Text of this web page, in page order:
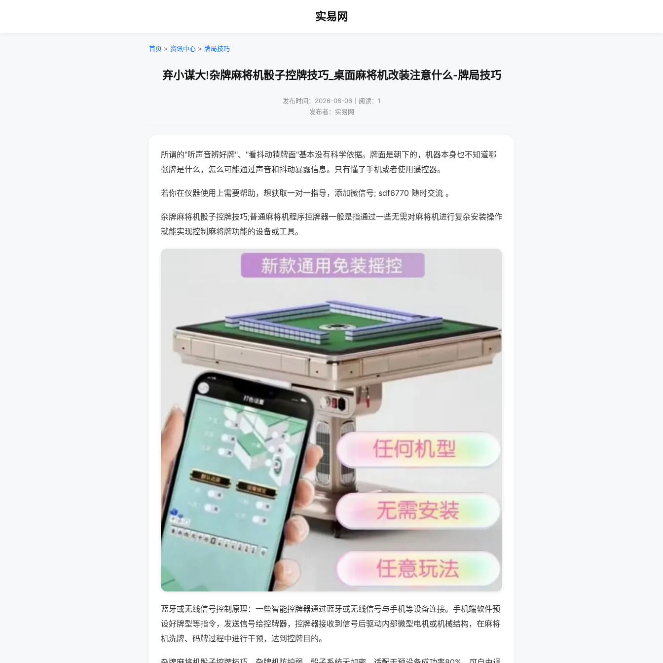
实易网
首页 > 资讯中心 > 牌局技巧
弃小谋大!杂牌麻将机骰子控牌技巧_桌面麻将机改装注意什么-牌局技巧
发布时间：2026-08-06｜阅读：1
发布者：实易网
所谓的"听声音辨好牌"、"看抖动猜牌面"基本没有科学依据。牌面是朝下的，机器本身也不知道哪
张牌是什么，怎么可能通过声音和抖动暴露信息。只有懂了手机或者使用遥控器。
若你在仪器使用上需要帮助，想获取一对一指导，添加微信号; sdf6770 随时交流 。
杂牌麻将机骰子控牌技巧;普通麻将机程序控牌器一般是指通过一些无需对麻将机进行复杂安装操作
就能实现控制麻将牌功能的设备或工具。
蓝牙或无线信号控制原理：一些智能控牌器通过蓝牙或无线信号与手机等设备连接。手机端软件预
设好牌型等指令，发送信号给控牌器，控牌器接收到信号后驱动内部微型电机或机械结构，在麻将
机洗牌、码牌过程中进行干预，达到控牌目的。